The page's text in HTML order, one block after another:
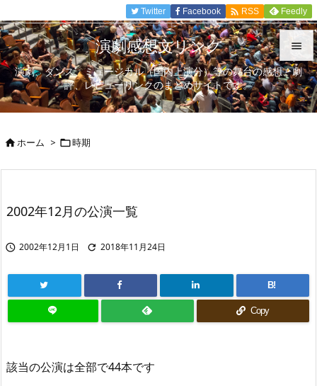


メニュ

Twitter Facebook  RSS Feedly
演劇感想文リンク
演劇、ダンス、ミュージカル（国内上演分）等の舞台の感想、劇
評、レビューリンクのまとめサイトです。
ホーム > 時期
2002年12月の公演一覧
 2002年12月1日  2018年11月24日
B!
Copy
該当の公演は全部で44本です